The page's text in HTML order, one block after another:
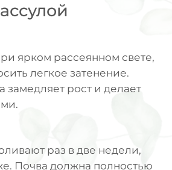
ярком рассеянном свете,
легкое затенение.
замедляет рост и делает
раз в две недели,
Почва должна полностью